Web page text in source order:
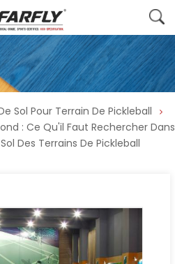
Sol Pour Terrain De Pickleball
: Ce Qu'il Faut Rechercher Dans
Des Terrains De Pickleball